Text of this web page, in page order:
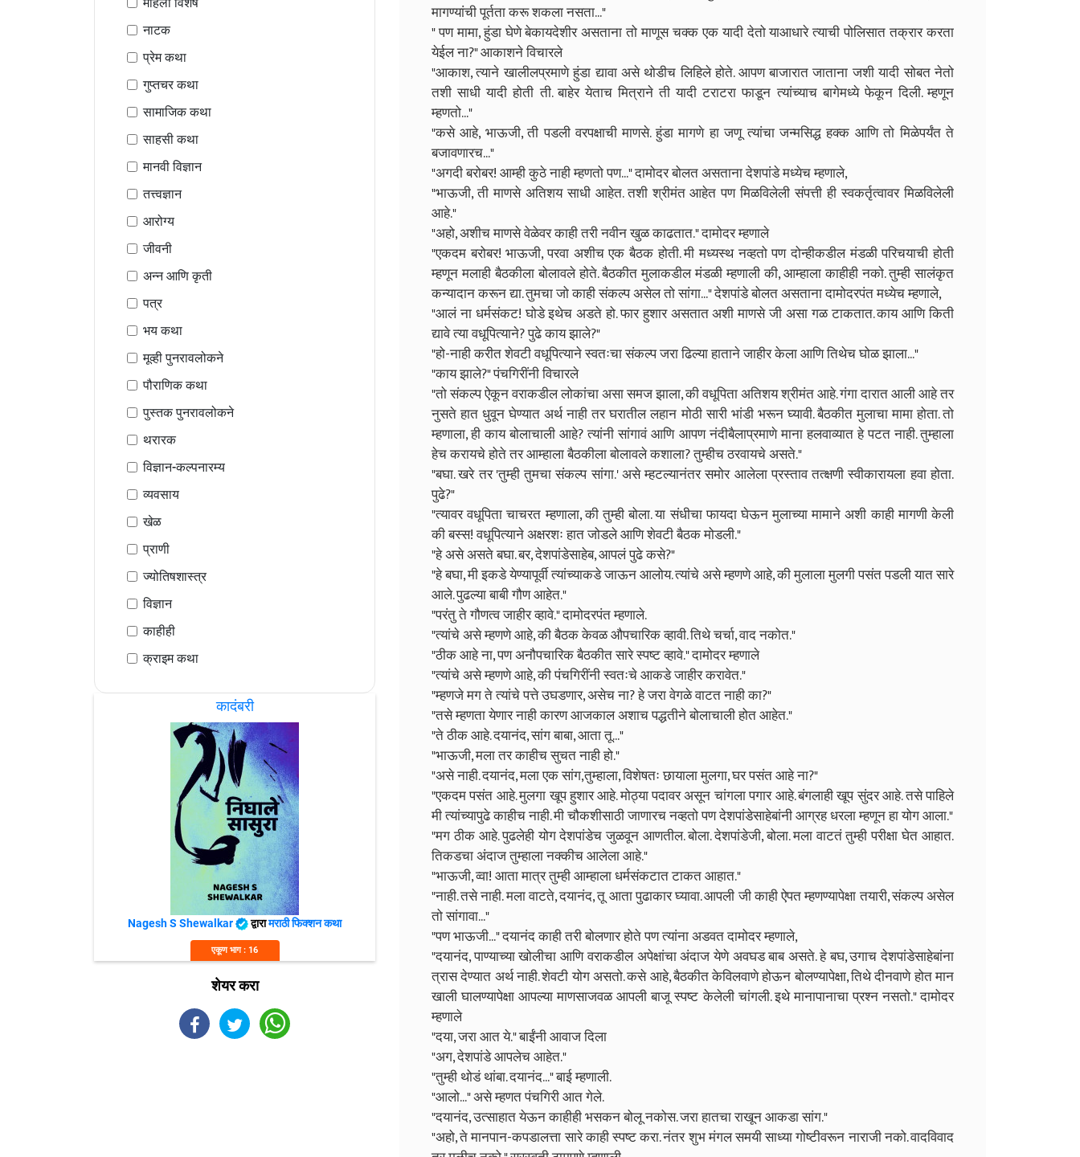
नाटक
प्रेम कथा
गुप्तचर कथा
सामाजिक कथा
साहसी कथा
मानवी विज्ञान
तत्त्वज्ञान
आरोग्य
जीवनी
अन्न आणि कृती
पत्र
भय कथा
मूव्ही पुनरावलोकने
पौराणिक कथा
पुस्तक पुनरावलोकने
थरारक
विज्ञान-कल्पनारम्य
व्यवसाय
खेळ
प्राणी
ज्योतिषशास्त्र
विज्ञान
काहीही
क्राइम कथा
कादंबरी
Nagesh S Shewalkar द्वारामराठी फिक्शन कथा
एकूण भाग : 16
शेयर करा
मागण्यांची पूर्तता करू शकला नसता..."
" पण मामा, हुंडा घेणे बेकायदेशीर असताना तो माणूस चक्क एक यादी देतो याआधारे त्याची पोलिसात तक्रार करता
येईल ना?" आकाशने विचारले
"आकाश, त्याने खालीलप्रमाणे हुंडा द्यावा असे थोडीच लिहिले होते. आपण बाजारात जाताना जशी यादी सोबत नेतो
तशी साधी यादी होती ती. बाहेर येताच मित्राने ती यादी टराटरा फाडून त्यांच्याच बागेमध्ये फेकून दिली. म्हणून
म्हणतो..."
"कसे आहे, भाऊजी, ती पडली वरपक्षाची माणसे. हुंडा मागणे हा जणू त्यांचा जन्मसिद्ध हक्क आणि तो मिळेपर्यंत ते
बजावणारच..."
"अगदी बरोबर! आम्ही कुठे नाही म्हणतो पण..." दामोदर बोलत असताना देशपांडे मध्येच म्हणाले,
"भाऊजी, ती माणसे अतिशय साधी आहेत. तशी श्रीमंत आहेत पण मिळविलेली संपत्ती ही स्वकर्तृत्वावर मिळविलेली
आहे."
"अहो, अशीच माणसे वेळेवर काही तरी नवीन खुळ काढतात." दामोदर म्हणाले
"एकदम बरोबर! भाऊजी, परवा अशीच एक बैठक होती. मी मध्यस्थ नव्हतो पण दोन्हीकडील मंडळी परिचयाची होती
म्हणून मलाही बैठकीला बोलावले होते. बैठकीत मुलाकडील मंडळी म्हणाली की, आम्हाला काहीही नको. तुम्ही सालंकृत
कन्यादान करून द्या. तुमचा जो काही संकल्प असेल तो सांगा..." देशपांडे बोलत असताना दामोदरपंत मध्येच म्हणाले,
"आलं ना धर्मसंकट! घोडे इथेच अडते हो. फार हुशार असतात अशी माणसे जी असा गळ टाकतात. काय आणि किती
द्यावे त्या वधूपित्याने? पुढे काय झाले?"
"हो-नाही करीत शेवटी वधूपित्याने स्वतःचा संकल्प जरा ढिल्या हाताने जाहीर केला आणि तिथेच घोळ झाला..."
"काय झाले?" पंचगिरींनी विचारले
"तो संकल्प ऐकून वराकडील लोकांचा असा समज झाला, की वधूपिता अतिशय श्रीमंत आहे. गंगा दारात आली आहे तर
नुसते हात धुवून घेण्यात अर्थ नाही तर घरातील लहान मोठी सारी भांडी भरून घ्यावी. बैठकीत मुलाचा मामा होता. तो
म्हणाला, ही काय बोलाचाली आहे? त्यांनी सांगावं आणि आपण नंदीबैलाप्रमाणे माना हलवाव्यात हे पटत नाही. तुम्हाला
हेच करायचे होते तर आम्हाला बैठकीला बोलावले कशाला? तुम्हीच ठरवायचे असते."
"बघा. खरे तर 'तुम्ही तुमचा संकल्प सांगा.' असे म्हटल्यानंतर समोर आलेला प्रस्ताव तत्क्षणी स्वीकारायला हवा होता.
पुढे?"
"त्यावर वधूपिता चाचरत म्हणाला, की तुम्ही बोला. या संधीचा फायदा घेऊन मुलाच्या मामाने अशी काही मागणी केली
की बस्स! वधूपित्याने अक्षरशः हात जोडले आणि शेवटी बैठक मोडली."
"हे असे असते बघा. बर, देशपांडेसाहेब, आपलं पुढे कसे?"
"हे बघा, मी इकडे येण्यापूर्वी त्यांच्याकडे जाऊन आलोय. त्यांचे असे म्हणणे आहे, की मुलाला मुलगी पसंत पडली यात सारे
आले. पुढल्या बाबी गौण आहेत."
"परंतु ते गौणत्व जाहीर व्हावे." दामोदरपंत म्हणाले.
"त्यांचे असे म्हणणे आहे, की बैठक केवळ औपचारिक व्हावी. तिथे चर्चा, वाद नकोत."
"ठीक आहे ना, पण अनौपचारिक बैठकीत सारे स्पष्ट व्हावे." दामोदर म्हणाले
"त्यांचे असे म्हणणे आहे, की पंचगिरींनी स्वतःचे आकडे जाहीर करावेत."
"म्हणजे मग ते त्यांचे पत्ते उघडणार, असेच ना? हे जरा वेगळे वाटत नाही का?"
"तसे म्हणता येणार नाही कारण आजकाल अशाच पद्धतीने बोलाचाली होत आहेत."
"ते ठीक आहे. दयानंद, सांग बाबा, आता तू..."
"भाऊजी, मला तर काहीच सुचत नाही हो."
"असे नाही. दयानंद, मला एक सांग,तुम्हाला, विशेषतः छायाला मुलगा, घर पसंत आहे ना?"
"एकदम पसंत आहे. मुलगा खूप हुशार आहे. मोठ्या पदावर असून चांगला पगार आहे. बंगलाही खूप सुंदर आहे. तसे पाहिले
मी त्यांच्यापुढे काहीच नाही. मी चौकशीसाठी जाणारच नव्हतो पण देशपांडेसाहेबांनी आग्रह धरला म्हणून हा योग आला."
"मग ठीक आहे. पुढलेही योग देशपांडेच जुळवून आणतील. बोला. देशपांडेजी, बोला. मला वाटतं तुम्ही परीक्षा घेत आहात.
तिकडचा अंदाज तुम्हाला नक्कीच आलेला आहे."
"भाऊजी, व्वा! आता मात्र तुम्ही आम्हाला धर्मसंकटात टाकत आहात."
"नाही. तसे नाही. मला वाटते, दयानंद, तू आता पुढाकार घ्यावा. आपली जी काही ऐपत म्हणण्यापेक्षा तयारी, संकल्प असेल
तो सांगावा..."
"पण भाऊजी..." दयानंद काही तरी बोलणार होते पण त्यांना अडवत दामोदर म्हणाले,
"दयानंद, पाण्याच्या खोलीचा आणि वराकडील अपेक्षांचा अंदाज येणे अवघड बाब असते. हे बघ, उगाच देशपांडेसाहेबांना
त्रास देण्यात अर्थ नाही. शेवटी योग असतो. कसे आहे, बैठकीत केविलवाणे होऊन बोलण्यापेक्षा, तिथे दीनवाणे होत मान
खाली घालण्यापेक्षा आपल्या माणसाजवळ आपली बाजू स्पष्ट केलेली चांगली. इथे मानापानाचा प्रश्न नसतो." दामोदर
म्हणाले
"दया, जरा आत ये." बाईंनी आवाज दिला
"अग, देशपांडे आपलेच आहेत."
"तुम्ही थोडं थांबा. दयानंद..." बाई म्हणाली.
"आलो..." असे म्हणत पंचगिरी आत गेले.
"दयानंद, उत्साहात येऊन काहीही भसकन बोलू नकोस. जरा हातचा राखून आकडा सांग."
"अहो, ते मानपान-कपडालत्ता सारे काही स्पष्ट करा. नंतर शुभ मंगल समयी साध्या गोष्टीवरून नाराजी नको. वादविवाद